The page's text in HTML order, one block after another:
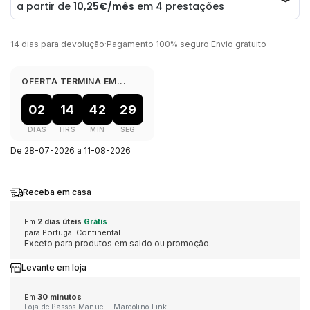
ELEUTERIO
HERMÈS
IWC SCHAFFHAUSEN
K DI KUORE
LONGINES
MARCOLINO
CASIO VINTAGE
EDIFICE
ELETTA
FLIK FLAK
G-SHOCK
G-SHOCK PRO
QUARTZ
VER TODOS OS RELÓGIOS
POR VALOR
ATÉ 500€
500€ - 750€
750€ - 1.000€
MARCAS
ELEUTERIO
K DI KUORE
MARCOLINO
MESSIKA
CONTAS
MARCAS
ALISIA
BOSS
CALVIN KLEIN
LOLLIPOP
PORTA CHAVES
PORTA CARTÕES
CADERNOS
CAPAS TELEMÓVEL
MOCHILAS
ACESSÓRIOS
BOXY
CALVIN KLEIN
CASIO TIMELESS
CASIO VINTAGE
CORUM
DUNHILL
MÉTODOS DE PAGAMENTO
LIVRO DE RECLAMAÇÕES ONLINE
14 dias para devolução·Pagamento 100% seguro·Envio gratuito
OFERTA TERMINA EM...
02
DIAS
14
HRS
42
MIN
29
SEG
De 28-07-2026 a 11-08-2026
Receba em casa
Em 2 dias úteis Grátis
para Portugal Continental
Exceto para produtos em saldo ou promoção.
Levante em loja
Em 30 minutos
Loja de Passos Manuel - Marcolino Link